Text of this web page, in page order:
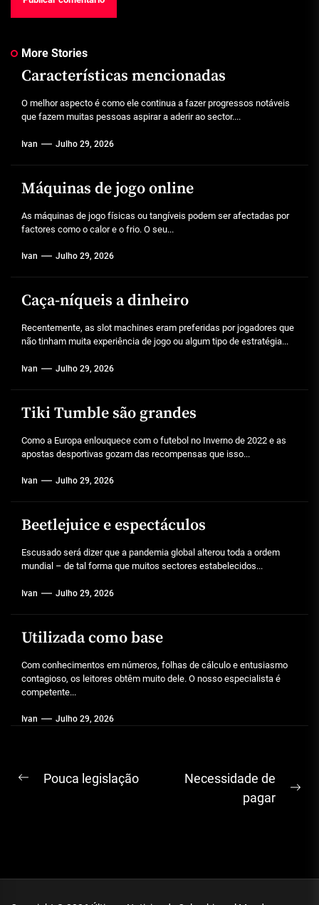
More Stories
Características mencionadas
O melhor aspecto é como ele continua a fazer progressos notáveis
que fazem muitas pessoas aspirar a aderir ao sector....
Ivan Julho 29, 2026
Máquinas de jogo online
As máquinas de jogo físicas ou tangíveis podem ser afectadas por
factores como o calor e o frio. O seu...
Ivan Julho 29, 2026
Caça-níqueis a dinheiro
Recentemente, as slot machines eram preferidas por jogadores que
não tinham muita experiência de jogo ou algum tipo de estratégia...
Ivan Julho 29, 2026
Tiki Tumble são grandes
Como a Europa enlouquece com o futebol no Inverno de 2022 e as
apostas desportivas gozam das recompensas que isso...
Ivan Julho 29, 2026
Beetlejuice e espectáculos
Escusado será dizer que a pandemia global alterou toda a ordem
mundial – de tal forma que muitos sectores estabelecidos...
Ivan Julho 29, 2026
Utilizada como base
Com conhecimentos em números, folhas de cálculo e entusiasmo
contagioso, os leitores obtêm muito dele. O nosso especialista é
competente...
Ivan Julho 29, 2026
Navegação
Previous
Pouca legislação
Necessidade de
pagar